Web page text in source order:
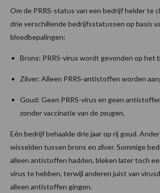
Om de PRRS-status van een bedrijf helder te
drie verschillende bedrijfsstatussen op basis
bloedbepalingen:
Brons: PRRS-virus wordt gevonden op het
Zilver: Alleen PRRS-antistoffen worden
Goud: Geen PRRS-virus en geen
zonder vaccinatie van de zeugen.
Eén bedrijf behaalde drie jaar op rij goud.
wisselden tussen brons en zilver. Sommige
alleen antistoffen hadden, bleken later toch
virus te hebben, terwijl anderen juist van
alleen antistoffen gingen.